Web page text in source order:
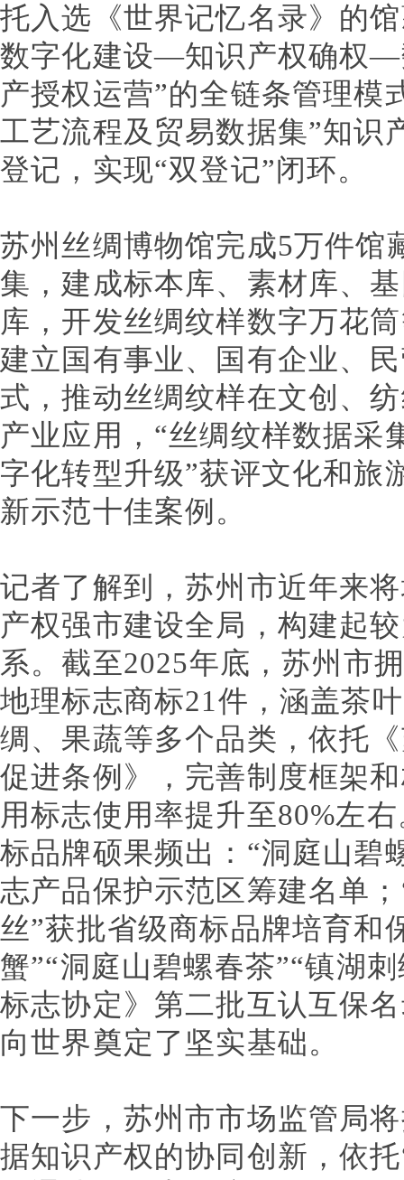
托入选《世界记忆名录》的
数字化建设—知识产权确权
产授权运营”的全链条管理模
工艺流程及贸易数据集”知识
登记，实现“双登记”闭环。
苏州丝绸博物馆完成5万件馆
集，建成标本库、素材库、
库，开发丝绸纹样数字万花
建立国有事业、国有企业、
式，推动丝绸纹样在文创、
产业应用，“丝绸纹样数据采
字化转型升级”获评文化和旅
新示范十佳案例。
记者了解到，苏州市近年来
产权强市建设全局，构建起
系。截至2025年底，苏州市
地理标志商标21件，涵盖茶
绸、果蔬等多个品类，依托
促进条例》，完善制度框架
用标志使用率提升至80%左
标品牌硕果频出：“洞庭山碧
志产品保护示范区筹建名单
丝”获批省级商标品牌培育和
蟹”“洞庭山碧螺春茶”“镇湖
标志协定》第二批互认互保
向世界奠定了坚实基础。
下一步，苏州市市场监管局
据知识产权的协同创新，依